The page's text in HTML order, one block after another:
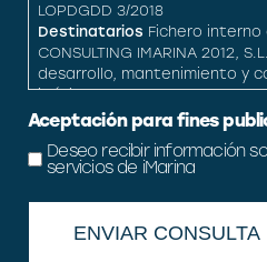
LOPDGDD 3/2018
Destinatarios Fichero
CONSULTING IMARINA 2012,
desarrollo, mantenimiento y
jurídica que se establezca
legal por el usuario para
supresión.
Información adicional y
el enlace política de privacidad
Aceptación para fines
Deseo recibir información
servicios de iMarina